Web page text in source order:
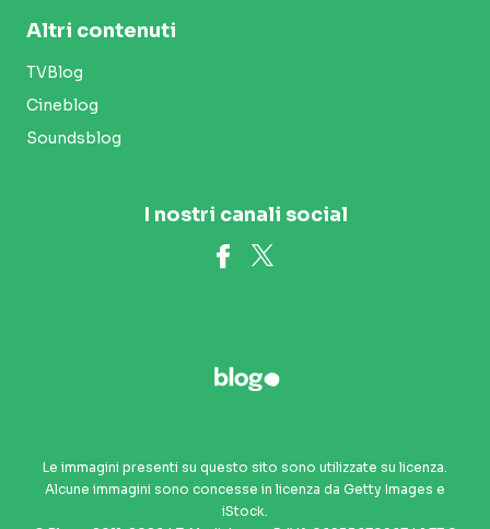
Altri contenuti
TVBlog
Cineblog
Soundsblog
I nostri canali social
Le immagini presenti su questo sito sono utilizzate su licenza.
Alcune immagini sono concesse in licenza da Getty Images e
iStock.